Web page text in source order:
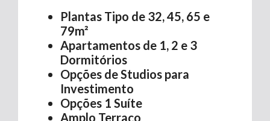
Plantas Tipo de 32, 45, 65 e
79m²
Apartamentos de 1, 2 e 3
Dormitórios
Opções de Studios para
Investimento
Opções 1 Suíte
Amplo Terraço